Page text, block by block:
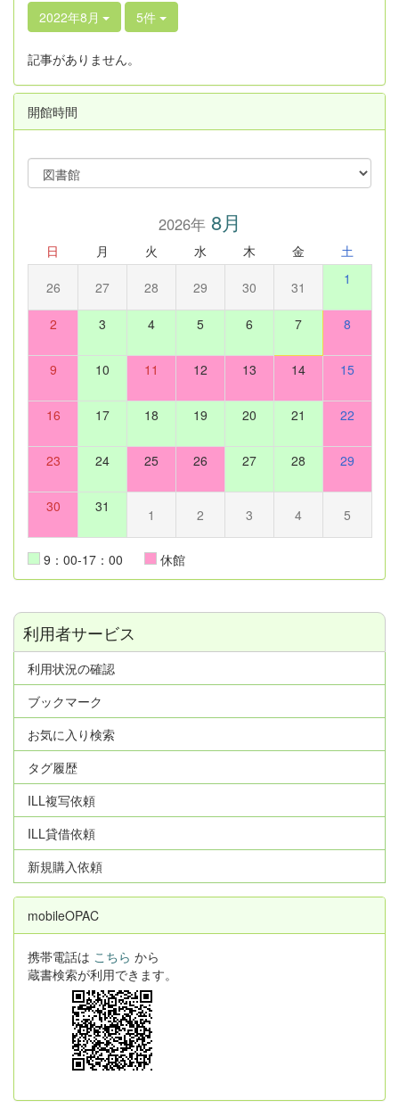
2022年8月 5件
記事がありません。
開館時間
2026年8月
日 月 火 水 木 金 土
26 27 28 29 30 31 1
2 3 4 5 6 7 8
9 10 11 12 13 14 15
16 17 18 19 20 21 22
23 24 25 26 27 28 29
30 31 1 2 3 4 5
9：00-17：00 休館
利用者サービス
利用状況の確認
ブックマーク
お気に入り検索
タグ履歴
ILL複写依頼
ILL貸借依頼
新規購入依頼
mobileOPAC
携帯電話は こちら から
蔵書検索が利用できます。